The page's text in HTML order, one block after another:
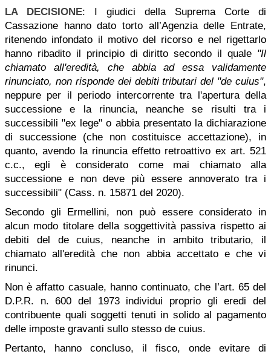
LA DECISIONE: I giudici della Suprema Corte di
Cassazione hanno dato torto all’Agenzia delle Entrate,
ritenendo infondato il motivo del ricorso e nel rigettarlo
hanno ribadito il principio di diritto secondo il quale "Il
chiamato all'eredità, che abbia ad essa validamente
rinunciato, non risponde dei debiti tributari del "de cuius",
neppure per il periodo intercorrente tra l'apertura della
successione e la rinuncia, neanche se risulti tra i
successibili "ex lege" o abbia presentato la dichiarazione
di successione (che non costituisce accettazione), in
quanto, avendo la rinuncia effetto retroattivo ex art. 521
c.c., egli è considerato come mai chiamato alla
successione e non deve più essere annoverato tra i
successibili" (Cass. n. 15871 del 2020).
Secondo gli Ermellini, non può essere considerato in
alcun modo titolare della soggettività passiva rispetto ai
debiti del de cuius, neanche in ambito tributario, il
chiamato all'eredità che non abbia accettato e che vi
rinunci.
Non è affatto casuale, hanno continuato, che l’art. 65 del
D.P.R. n. 600 del 1973 individui proprio gli eredi del
contribuente quali soggetti tenuti in solido al pagamento
delle imposte gravanti sullo stesso de cuius.
Pertanto, hanno concluso, il fisco, onde evitare di